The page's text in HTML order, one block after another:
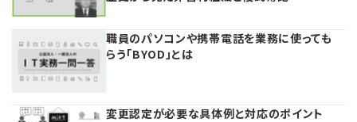
登記関連
定款関連
法改正-法人運営
税務
インボイス
電子帳簿保存法
法改正-労務
個人情報
法改正-法務
資産運用
IT
連載
論壇
カレンダー
職員のパソコンや携帯電話を業務に使っても
らう「BYOD」とは
変更認定が必要な具体例と対応のポイント